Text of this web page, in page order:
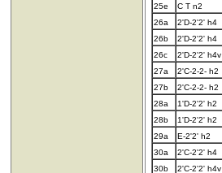
25e
C T n2
26a
2'D-2'2' h4
26b
2'D-2'2' h4
26c
2'D-2'2' h4v
27a
2'C-2-2- h2
27b
2'C-2-2- h2
28a
1'D-2'2' h2
28b
1'D-2'2' h2
29a
E-2'2' h2
30a
2'C-2'2' h4
30b
2'C-2'2' h4v